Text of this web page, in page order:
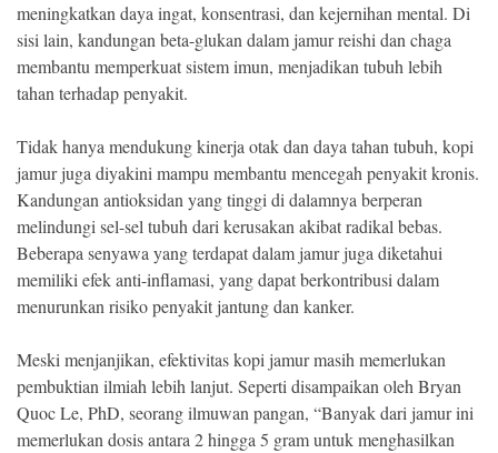
meningkatkan daya ingat, konsentrasi, dan kejernihan mental. Di
sisi lain, kandungan beta-glukan dalam jamur reishi dan chaga
membantu memperkuat sistem imun, menjadikan tubuh lebih
tahan terhadap penyakit.
Tidak hanya mendukung kinerja otak dan daya tahan tubuh, kopi
jamur juga diyakini mampu membantu mencegah penyakit kronis.
Kandungan antioksidan yang tinggi di dalamnya berperan
melindungi sel-sel tubuh dari kerusakan akibat radikal bebas.
Beberapa senyawa yang terdapat dalam jamur juga diketahui
memiliki efek anti-inflamasi, yang dapat berkontribusi dalam
menurunkan risiko penyakit jantung dan kanker.
Meski menjanjikan, efektivitas kopi jamur masih memerlukan
pembuktian ilmiah lebih lanjut. Seperti disampaikan oleh Bryan
Quoc Le, PhD, seorang ilmuwan pangan, “Banyak dari jamur ini
memerlukan dosis antara 2 hingga 5 gram untuk menghasilkan